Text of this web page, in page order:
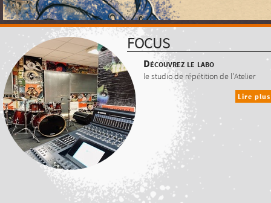
FOCUS
Découvrez le labo
le studio de répétition de l'Atelier
Lire plus